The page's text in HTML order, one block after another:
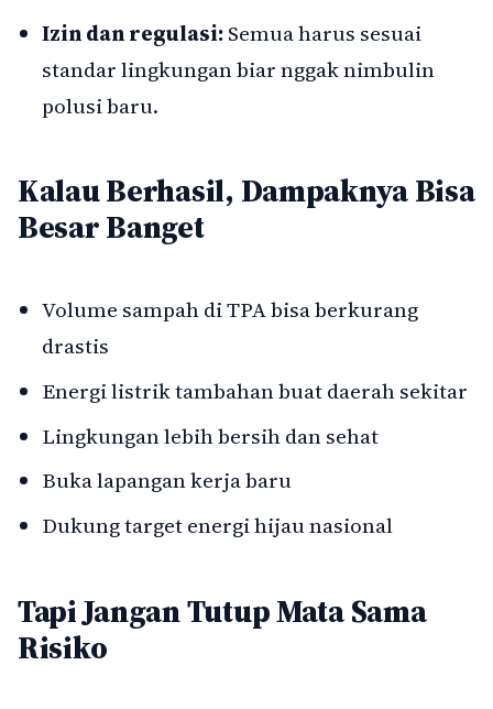
Izin dan regulasi:Semua harus sesuai
standar lingkungan biar nggak nimbulin
polusi baru.
Kalau Berhasil, Dampaknya Bisa
Besar Banget
Volume sampah di TPA bisa berkurang
drastis
Energi listrik tambahan buat daerah sekitar
Lingkungan lebih bersih dan sehat
Buka lapangan kerja baru
Dukung target energi hijau nasional
Tapi Jangan Tutup Mata Sama
Risiko